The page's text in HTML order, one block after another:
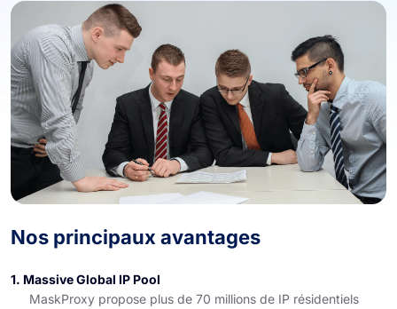
Nos principaux avantages
1. Massive Global IP Pool
MaskProxy propose plus de 70 millions de IP résidentiels